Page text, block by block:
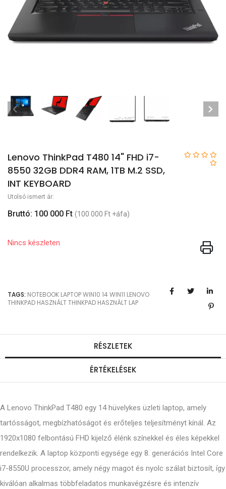
Lenovo ThinkPad T480 14" FHD i7-
8550 32GB DDR4 RAM, 1TB M.2 SSD,
INT KEYBOARD
Utolsó ismert ár:
Bruttó: 100 000 Ft (100 000 Ft +áfa)
Nincs készleten
TAGS: NOTEBOOK LAPTOPWIN10 14 WIN11 LENOVO
THINKPAD HASZNÁLT THINKPAD HASZNÁLT LAP
RÉSZLETEK
ÉRTÉKELÉSEK
A Lenovo ThinkPad T480 egy 14 hüvelykes üzleti laptop, amely
tartósságot, megbízhatóságot és erőteljes teljesítményt kínál. Az
1920x1080 felbontású FHD kijelző élénk színekkel és éles képekkel
rendelkezik. A laptop központi egysége egy 8. generációs Intel Core
i7-8550U processzor, amely négy magot és nyolc szálat biztosít, így
kiválóan alkalmas többfeladatos munkavégzésre és intenzív